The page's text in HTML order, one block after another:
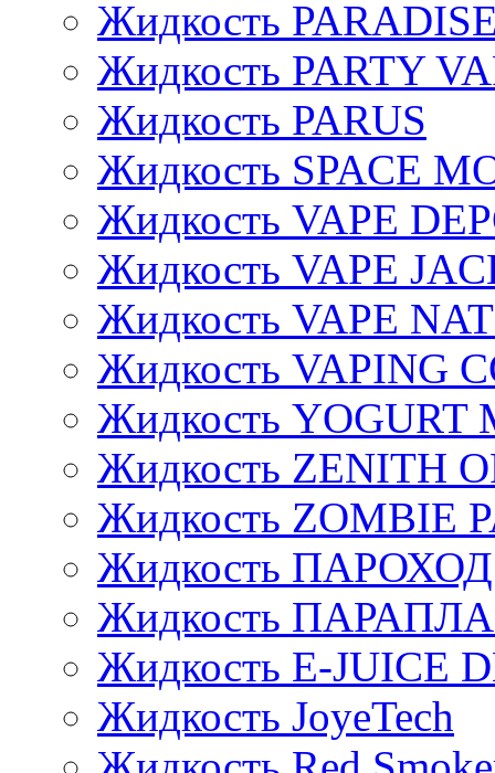
Жидкость
Жидкость PARTY
Жидкость PARUS
Жидкость SPACE
Жидкость VAPE
Жидкость VAPE
Жидкость VAPE
Жидкость VAPING
Жидкость YOGURT
Жидкость ZENITH
Жидкость ZOMBIE
Жидкость ПАРОХОД
Жидкость
Жидкость E-JUIСE
Жидкость JoyeTech